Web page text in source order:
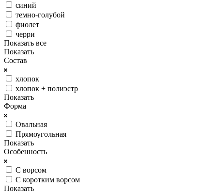
синий
темно-голубой
фиолет
черри
Показать все
Показать
Состав
хлопок
хлопок + полиэстр
Показать
Форма
Овальная
Прямоугольная
Показать
Особенность
С ворсом
С коротким ворсом
Показать